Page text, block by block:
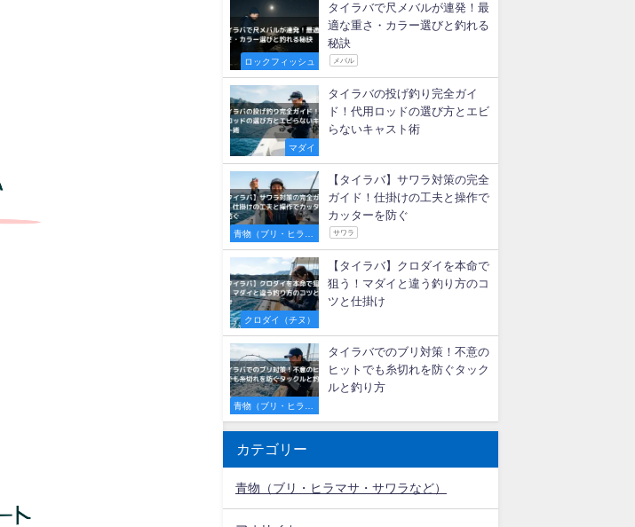
タチウオ
ける方法
マダイ
【初心者必見】東京湾のタイラ
バ船を完全攻略！失敗しない船
宿選びと爆釣テクニック
マダイ
船で激流を攻略！釣果を伸ばす
秘訣とおすすめ遊漁船3選
ロックフィッシュ
タイラバで尺メバルが連発！最
適な重さ・カラー選びと釣れる
秘訣
メバル
マダイ
ド！代用ロッドの選び方とエビ
らないキャスト術
青物（ブリ・ヒラマ
サ・サワラなど）
ガイド！仕掛けの工夫と操作で
【タイラバ】クロダイを本命で